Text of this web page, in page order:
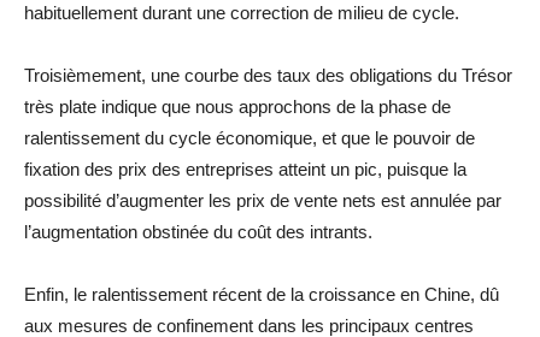
habituellement durant une correction de milieu de cycle.
Troisièmement, une courbe des taux des obligations du Trésor
très plate indique que nous approchons de la phase de
ralentissement du cycle économique, et que le pouvoir de
fixation des prix des entreprises atteint un pic, puisque la
possibilité d’augmenter les prix de vente nets est annulée par
l’augmentation obstinée du coût des intrants.
Enfin, le ralentissement récent de la croissance en Chine, dû
aux mesures de confinement dans les principaux centres